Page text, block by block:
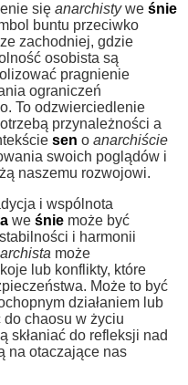
się anarchistywe śnie
buntu przeciwko
zachodniej, gdzie
osobista są
pragnienie
ograniczeń
To odzwierciedlenie
przynależności a
sen o anarchiście
swoich poglądów i
naszemu rozwojowi.
i wspólnota
we śnie może być
i harmonii
może
lub konflikty, które
Może to być
działaniem lub
chaosu w życiu
skłaniać do refleksji nad
na otaczające nas